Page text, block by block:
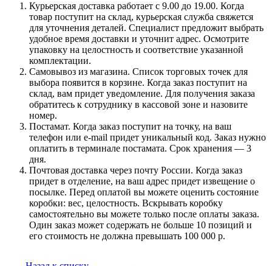
Курьерская доставка работает с 9.00 до 19.00. Когда
товар поступит на склад, курьерская служба свяжется
для уточнения деталей. Специалист предложит выбрать
удобное время доставки и уточнит адрес. Осмотрите
упаковку на целостность и соответствие указанной
комплектации.
Самовывоз из магазина. Список торговых точек для
выбора появится в корзине. Когда заказ поступит на
склад, вам придет уведомление. Для получения заказа
обратитесь к сотруднику в кассовой зоне и назовите
номер.
Постамат. Когда заказ поступит на точку, на ваш
телефон или e-mail придет уникальный код. Заказ нужно
оплатить в терминале постамата. Срок хранения — 3
дня.
Почтовая доставка через почту России. Когда заказ
придет в отделение, на ваш адрес придет извещение о
посылке. Перед оплатой вы можете оценить состояние
коробки: вес, целостность. Вскрывать коробку
самостоятельно вы можете только после оплаты заказа.
Один заказ может содержать не больше 10 позиций и
его стоимость не должна превышать 100 000 р.